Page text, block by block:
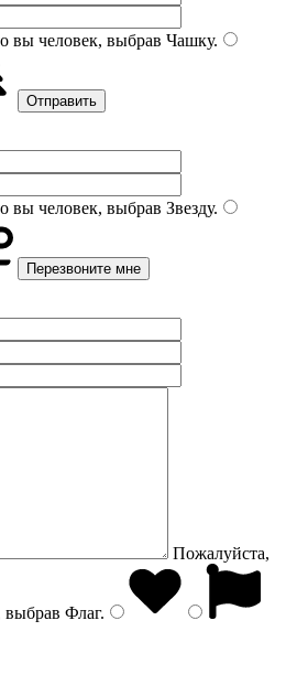
вы человек, выбрав Чашку.
вы человек, выбрав Звезду.
Пожалуйста,
выбрав Флаг.